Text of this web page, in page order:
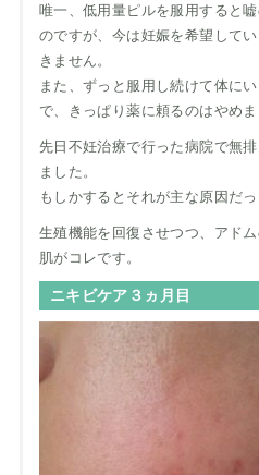
唯一、低用量ピルを服用すると
のですが、今は妊娠を希望して
きません。
また、ずっと服用し続けて体に
で、きっぱり薬に頼るのはやめま
先日不妊治療で行った病院で無
ました。
もしかするとそれが主な原因だ
生殖機能を回復させつつ、アド
肌がコレです。
ニキビケア３ヵ月目